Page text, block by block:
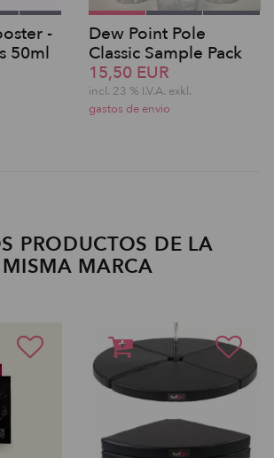
-
50ml
Dew Point Pole
Classic Sample Pack
15,50 EUR
incl. 23 % I.V.A. exkl.
gastos de envio
PRODUCTOS DE LA
MISMA MARCA